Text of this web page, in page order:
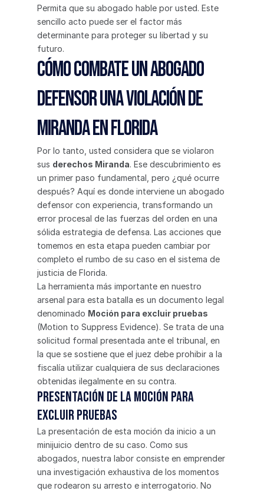
Permita que su abogado hable por usted. Este
sencillo acto puede ser el factor más
determinante para proteger su libertad y su
futuro.
Cómo combate un abogado
defensor una violación de
Miranda en Florida
Por lo tanto, usted considera que se violaron
sus derechos Miranda. Ese descubrimiento es
un primer paso fundamental, pero ¿qué ocurre
después? Aquí es donde interviene un abogado
defensor con experiencia, transformando un
error procesal de las fuerzas del orden en una
sólida estrategia de defensa. Las acciones que
tomemos en esta etapa pueden cambiar por
completo el rumbo de su caso en el sistema de
justicia de Florida.
La herramienta más importante en nuestro
arsenal para esta batalla es un documento legal
denominado Moción para excluir pruebas
(Motion to Suppress Evidence). Se trata de una
solicitud formal presentada ante el tribunal, en
la que se sostiene que el juez debe prohibir a la
fiscalía utilizar cualquiera de sus declaraciones
obtenidas ilegalmente en su contra.
Presentación de la Moción para
excluir pruebas
La presentación de esta moción da inicio a un
minijuicio dentro de su caso. Como sus
abogados, nuestra labor consiste en emprender
una investigación exhaustiva de los momentos
que rodearon su arresto e interrogatorio. No